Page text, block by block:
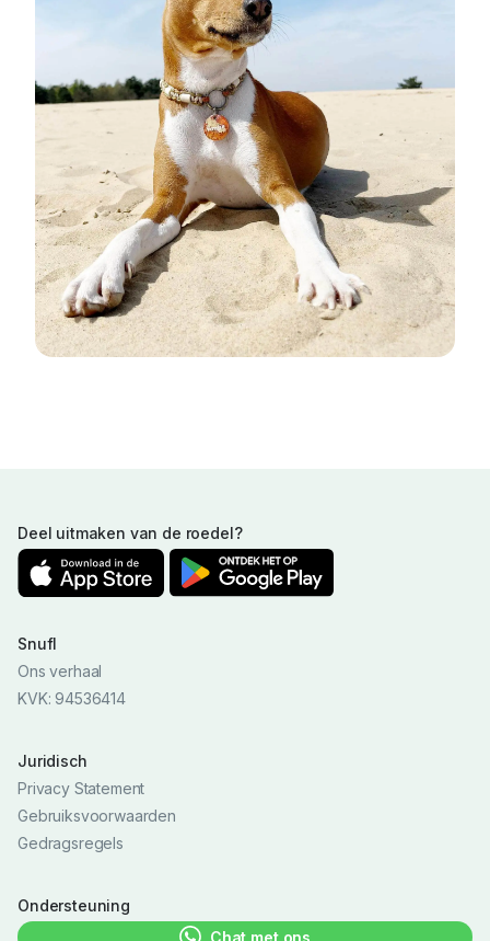
Deel uitmaken van de roedel?
Snufl
Ons verhaal
KVK: 94536414
Juridisch
Privacy Statement
Gebruiksvoorwaarden
Gedragsregels
Ondersteuning